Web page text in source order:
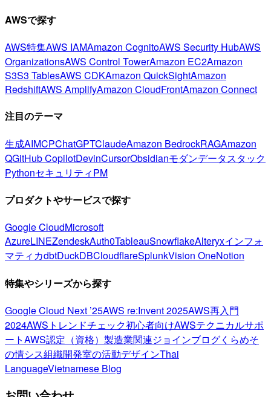
AWSで探す
AWS特集AWS IAMAmazon CognitoAWS Security HubAWS
OrganizationsAWS Control TowerAmazon EC2Amazon
S3S3 TablesAWS CDKAmazon QuickSightAmazon
RedshiftAWS AmplifyAmazon CloudFrontAmazon Connect
注目のテーマ
生成AIMCPChatGPTClaudeAmazon BedrockRAGAmazon
QGitHub CopilotDevinCursorObsidianモダンデータスタック
PythonセキュリティPM
プロダクトやサービスで探す
Google CloudMicrosoft
AzureLINEZendeskAuth0TableauSnowflakeAlteryxインフォ
マティカdbtDuckDBCloudflareSplunkVision OneNotion
特集やシリーズから探す
Google Cloud Next ’25AWS re:Invent 2025AWS再入門
2024AWSトレンドチェック初心者向けAWSテクニカルサポ
ートAWS認定（資格） 製造業関連ジョインブログくらめそ
の情シス組織開発室の活動デザインThai
LanguageVietnamese Blog